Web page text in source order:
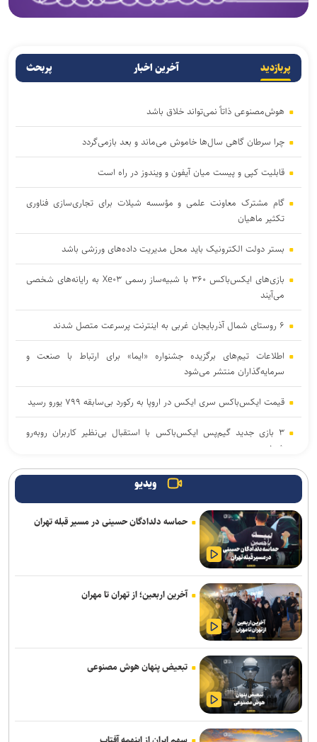
پربازدید آخرین اخبار پربحث
هوش‌مصنوعی ذاتاً نمی‌تواند خلاق باشد
چرا سرطان گاهی سال‌ها خاموش می‌ماند و بعد بازمی‌گردد
قابلیت کپی و پیست میان آیفون و ویندوز در راه است
گام مشترک معاونت علمی و مؤسسه شیلات برای تجاری‌سازی فناوری
تکثیر ماهیان
بستر دولت الکترونیک باید محل مدیریت داده‌‌های ورزشی باشد
بازی‌های ایکس‌باکس ۳۶۰ با شبیه‌ساز رسمی Xe۰۳ به رایانه‌های شخصی
می‌آیند
۶ روستای شمال آذربایجان غربی به اینترنت پرسرعت متصل شدند
اطلاعات تیم‌های برگزیده جشنواره «ایما» برای ارتباط با صنعت و
سرمایه‌گذاران منتشر می‌شود
قیمت ایکس‌باکس سری ایکس در اروپا به رکورد بی‌سابقه ۷۹۹ یورو رسید
۳ بازی جدید گیم‌پس ایکس‌باکس با استقبال بی‌نظیر کاربران روبه‌رو
شدند
اوپو حسگرهای ۵۰ مگاپیکسلی جدید را روی فایند X۱۰ اولترا آزمایش
نخستین هدفون گیره‌ای ناتینگ با قیمت زیر ۱۰۰ دلار معرفی شد
iOS می‌آید
«مهرکام» دومین برنامه جامع مهر بنیاد ملی علم ایران آغاز به کار کرد
آیکو نئو ۱۱S با باتری ۹ هزار میلی‌آمپری و شارژ ۱۰۰ واتی رکورد می‌زند
داشتن وزن مناسب لزوما نشانه سلامت نیست
موجودی تمام مدل‌های وان‌پلاس ۱۵ در آمریکا به اتمام رسید
برچسب‌گذاری محتوای تولیدشده با هوش مصنوعی در اتحادیه اروپا
اجباری شد
ویدیو
حماسه دلدادگان حسینی در مسیر قبله تهران
آخرین اربعین؛ از تهران تا مهران
تبعیض پنهان هوش مصنوعی